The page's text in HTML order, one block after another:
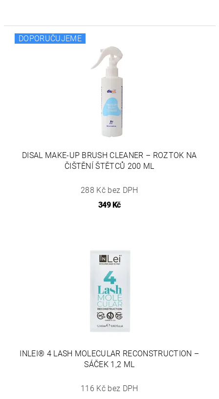
DOPORUČUJEME
DISAL MAKE-UP BRUSH CLEANER – ROZTOK NA
ČIŠTĚNÍ ŠTĚTCŮ 200 ML
288 Kč bez DPH
349 Kč
INLEI® 4 LASH MOLECULAR RECONSTRUCTION –
SÁČEK 1,2 ML
116 Kč bez DPH